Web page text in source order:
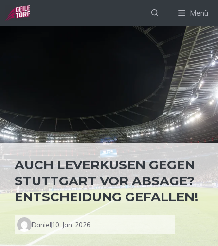
Zum
Inhalt
Menü
AUCH LEVERKUSEN GEGEN
STUTTGART VOR ABSAGE?
ENTSCHEIDUNG GEFALLEN!
Daniel 10. Jan. 2026